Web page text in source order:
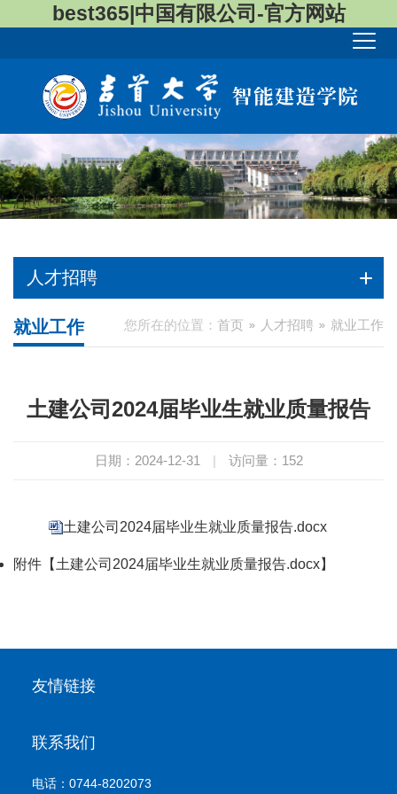
best365|中国有限公司-官方网站
人才招聘
您所在的位置： 首页 人才招聘 就业工作
就业工作
土建公司2024届毕业生就业质量报告
日期：2024-12-31 | 访问量： 152
土建公司2024届毕业生就业质量报告.docx
附件【 土建公司2024届毕业生就业质量报告.docx】
友情链接
联系我们
电话：0744-8202073